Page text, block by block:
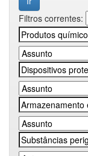
Filtros correntes: